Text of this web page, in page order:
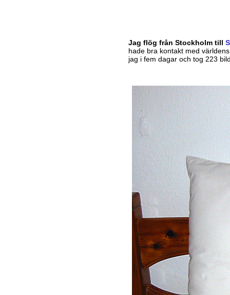
Jag flög från Stockholm till
hade bra kontakt med
jag i fem dagar och tog 223